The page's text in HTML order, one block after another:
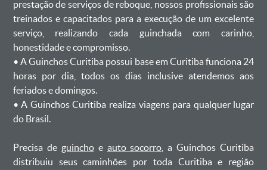
prestação de serviços de reboque, nossos profissionais são
treinados e capacitados para a execução de um excelente
serviço, realizando cada guinchada com carinho,
honestidade e compromisso.
ㅤㅤ• A Guinchos Curitiba possui base em Curitiba funciona 24
horas por dia, todos os dias inclusive atendemos aos
feriados e domingos.
ㅤㅤ• A Guinchos Curitiba realiza viagens para qualquer lugar
do Brasil.
Precisa de guinchoe auto socorro , a Guinchos Curitiba
distribuiu seus caminhões por toda Curitiba e região